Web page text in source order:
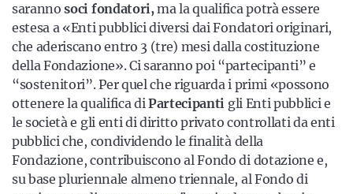
sarannosoci fondatori,ma la qualifica potrà essere
estesa a «Enti pubblici diversi dai Fondatori originari,
che aderiscano entro 3 (tre) mesi dalla costituzione
della Fondazione». Ci saranno poi “partecipanti” e
“sostenitori”. Per quel che riguarda i primi «possono
ottenere la qualifica diPartecipanti gli Enti pubblici e
le società e gli enti di diritto privato controllati da enti
pubblici che, condividendo le finalità della
Fondazione, contribuiscono al Fondo di dotazione e,
su base pluriennale almeno triennale, al Fondo di